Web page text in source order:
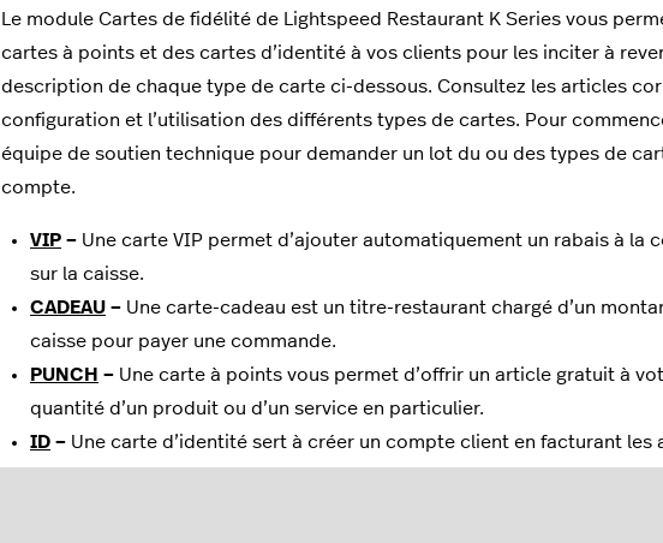
Le module Cartes de fidélité de Lightspeed Restaurant K Series vous
cartes à points et des cartes d’identité à vos clients pour les inciter à
description de chaque type de carte ci-dessous. Consultez les articles
configuration et l’utilisation des différents types de cartes. Pour
équipe de soutien technique pour demander un lot du ou des types de
compte.
VIP – Une carte VIP permet d’ajouter automatiquement un rabais à la
sur la caisse.
CADEAU – Une carte-cadeau est un titre-restaurant chargé d’un
caisse pour payer une commande.
PUNCH – Une carte à points vous permet d’offrir un article gratuit à
quantité d’un produit ou d’un service en particulier.
ID – Une carte d’identité sert à créer un compte client en facturant